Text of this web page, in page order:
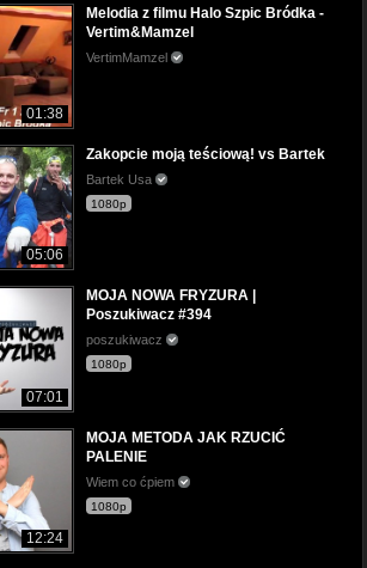
01:38
Melodia z filmu Halo Szpic Bródka -
Vertim&Mamzel
VertimMamzel
05:06
Zakopcie moją teściową! vs Bartek
Bartek Usa
1080p
07:01
MOJA NOWA FRYZURA |
Poszukiwacz #394
poszukiwacz
1080p
12:24
MOJA METODA JAK RZUCIĆ
PALENIE
Wiem co ćpiem
1080p